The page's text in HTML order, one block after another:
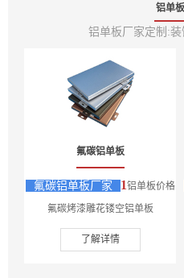
铝单
铝单板厂家定制:
氟碳铝单板
氟碳铝单板厂家 1铝单板价格
氟碳烤漆雕花镂空铝单板
了解详情